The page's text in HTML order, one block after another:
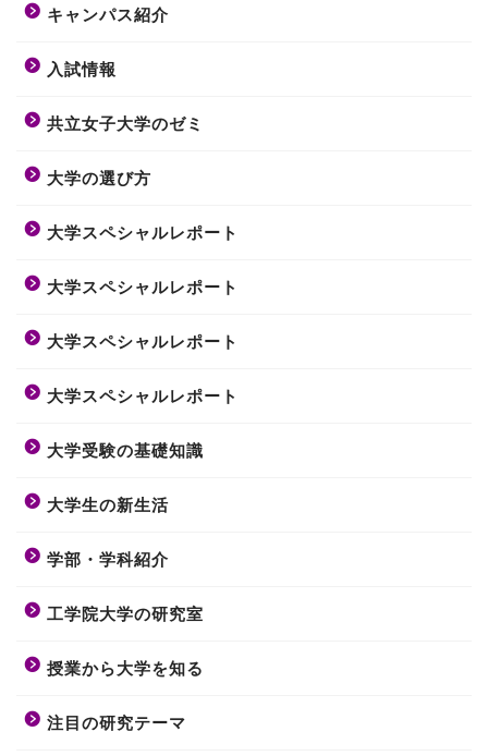
キャンパス紹介
入試情報
共立女子大学のゼミ
大学の選び方
大学スペシャルレポート
大学スペシャルレポート
大学スペシャルレポート
大学スペシャルレポート
大学受験の基礎知識
大学生の新生活
学部・学科紹介
工学院大学の研究室
授業から大学を知る
注目の研究テーマ